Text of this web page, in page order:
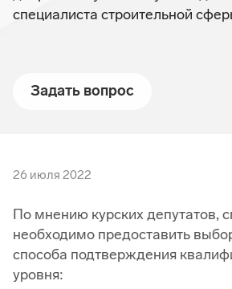
специалиста строительной
Задать вопрос
26 июля 2022
По мнению курских депутатов,
необходимо предоставить
способа подтверждения
уровня: